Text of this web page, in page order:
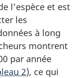
l’espèce et est
les
à long
montrent
par année
2), ce qui